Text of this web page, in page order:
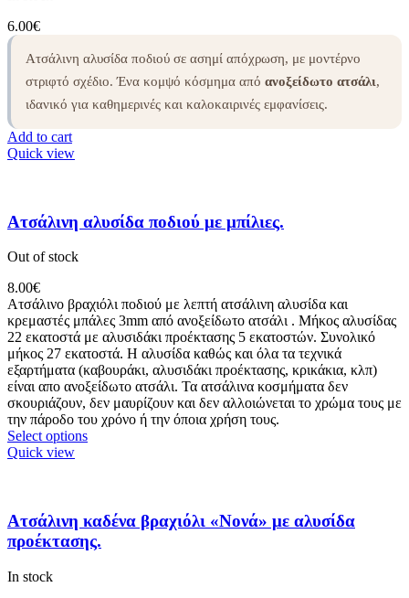
6.00€
Ατσάλινη αλυσίδα ποδιού σε ασημί απόχρωση, με μοντέρνο
στριφτό σχέδιο. Ένα κομψό κόσμημα από ανοξείδωτο ατσάλι,
ιδανικό για καθημερινές και καλοκαιρινές εμφανίσεις.
Add to cart
Quick view
Ατσάλινη αλυσίδα ποδιού με μπίλιες.
Out of stock
8.00€
Ατσάλινο βραχιόλι ποδιού με λεπτή ατσάλινη αλυσίδα και
κρεμαστές μπάλες 3mm από ανοξείδωτο ατσάλι . Μήκος αλυσίδας
22 εκατοστά με αλυσιδάκι προέκτασης 5 εκατοστών. Συνολικό
μήκος 27 εκατοστά. Η αλυσίδα καθώς και όλα τα τεχνικά
εξαρτήματα (καβουράκι, αλυσιδάκι προέκτασης, κρικάκια, κλπ)
είναι απο ανοξείδωτο ατσάλι. Τα ατσάλινα κοσμήματα δεν
σκουριάζουν, δεν μαυρίζουν και δεν αλλοιώνεται το χρώμα τους με
την πάροδο του χρόνο ή την όποια χρήση τους.
Select options
Quick view
Ατσάλινη καδένα βραχιόλι «Νονά» με αλυσίδα
προέκτασης.
In stock